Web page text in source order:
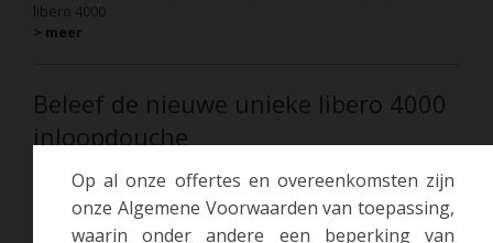
libero 4000
> meer
Beleef de nieuwe unieke libero 4000
inloopdouche
Do, 12 Jun 2025
Op al onze offertes en overeenkomsten zijn
onze Algemene Voorwaarden van toepassing,
waarin onder andere een beperking van